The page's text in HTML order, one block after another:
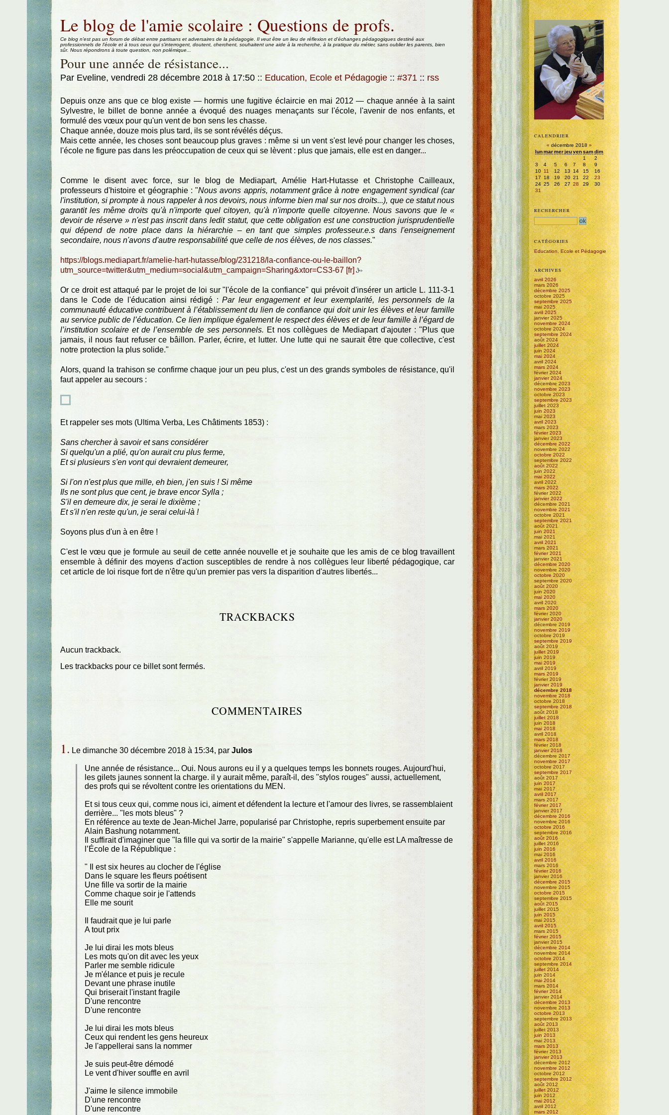
Aller au contenu
Le blog de l'amie scolaire : Questions de profs.
Ce blog n'est pas un forum de débat entre partisans et adversaires de la pédagogie. Il veut être un lieu de réflexion et d'échanges pédagogiques destiné aux
professionnels de l'école et à tous ceux qui s'interrogent, doutent, cherchent, souhaitent une aide à la recherche, à la pratique du métier, sans oublier les parents, bien
sûr. Nous répondrons à toute question, non polémique...
Pour une année de résistance...
Par Eveline, vendredi 28 décembre 2018 à 17:50 :: Education, Ecole et Pédagogie :: #371 :: rss
Depuis onze ans que ce blog existe — hormis une fugitive éclaircie en mai 2012 — chaque année à la saint
Sylvestre, le billet de bonne année a évoqué des nuages menaçants sur l'école, l'avenir de nos enfants, et
formulé des vœux pour qu'un vent de bon sens les chasse.
Chaque année, douze mois plus tard, ils se sont révélés déçus.
Mais cette année, les choses sont beaucoup plus graves : même si un vent s'est levé pour changer les choses,
l'école ne figure pas dans les préoccupation de ceux qui se lèvent : plus que jamais, elle est en danger...
Comme le disent avec force, sur le blog de Mediapart, Amélie Hart-Hutasse et Christophe Cailleaux,
professeurs d'histoire et géographie : "Nous avons appris, notamment grâce à notre engagement syndical (car
l'institution, si prompte à nous rappeler à nos devoirs, nous informe bien mal sur nos droits...), que ce statut nous
garantit les même droits qu'à n'importe quel citoyen, qu'à n'importe quelle citoyenne. Nous savons que le «
devoir de réserve » n'est pas inscrit dans ledit statut, que cette obligation est une construction jurisprudentielle
qui dépend de notre place dans la hiérarchie – en tant que simples professeur.e.s dans l'enseignement
secondaire, nous n'avons d'autre responsabilité que celle de nos élèves, de nos classes."
https://blogs.mediapart.fr/amelie-hart-hutasse/blog/231218/la-confiance-ou-le-baillon?
utm_source=twitter&utm_medium=social&utm_campaign=Sharing&xtor=CS3-67
Or ce droit est attaqué par le projet de loi sur "l'école de la confiance" qui prévoit d'insérer un article L. 111-3-1
dans le Code de l'éducation ainsi rédigé :Par leur engagement et leur exemplarité, les personnels de la
communauté éducative contribuent à l’établissement du lien de confiance qui doit unir les élèves et leur famille
au service public de l’éducation. Ce lien implique également le respect des élèves et de leur famille à l’égard de
l’institution scolaire et de l’ensemble de ses personnels. Et nos collègues de Mediapart d'ajouter : "Plus que
jamais, il nous faut refuser ce bâillon. Parler, écrire, et lutter. Une lutte qui ne saurait être que collective, c'est
notre protection la plus solide."
Alors, quand la trahison se confirme chaque jour un peu plus, c'est un des grands symboles de résistance, qu'il
faut appeler au secours :
Et rappeler ses mots (Ultima Verba, Les Châtiments 1853) :
Sans chercher à savoir et sans considérer
Si quelqu'un a plié, qu'on aurait cru plus ferme,
Et si plusieurs s'en vont qui devraient demeurer,
Si l'on n'est plus que mille, eh bien, j'en suis ! Si même
Ils ne sont plus que cent, je brave encor Sylla ;
S'il en demeure dix, je serai le dixième ;
Et s'il n'en reste qu'un, je serai celui-là !
Soyons plus d'un à en être !
C'est le vœu que je formule au seuil de cette année nouvelle et je souhaite que les amis de ce blog travaillent
ensemble à définir des moyens d'action susceptibles de rendre à nos collègues leur liberté pédagogique, car
cet article de loi risque fort de n'être qu'un premier pas vers la disparition d'autres libertés...
TRACKBACKS
Aucun trackback.
Les trackbacks pour ce billet sont fermés.
COMMENTAIRES
1. Le dimanche 30 décembre 2018 à 15:34, par Julos
Une année de résistance... Oui. Nous aurons eu il y a quelques temps les bonnets rouges. Aujourd'hui,
les gilets jaunes sonnent la charge. il y aurait même, paraît-il, des "stylos rouges" aussi, actuellement,
des profs qui se révoltent contre les orientations du MEN.
Et si tous ceux qui, comme nous ici, aiment et défendent la lecture et l'amour des livres, se rassemblaient
derrière... "les mots bleus" ?
En référence au texte de Jean-Michel Jarre, popularisé par Christophe, repris superbement ensuite par
Alain Bashung notamment.
Il suffirait d'imaginer que "la fille qui va sortir de la mairie" s'appelle Marianne, qu'elle est LA maîtresse de
l’École de la République :
" Il est six heures au clocher de l'église
Dans le square les fleurs poétisent
Une fille va sortir de la mairie
Comme chaque soir je l'attends
Elle me sourit
Il faudrait que je lui parle
A tout prix
Je lui dirai les mots bleus
Les mots qu'on dit avec les yeux
Parler me semble ridicule
Je m'élance et puis je recule
Devant une phrase inutile
Qui briserait l'instant fragile
D'une rencontre
D'une rencontre
Je lui dirai les mots bleus
Ceux qui rendent les gens heureux
Je l'appellerai sans la nommer
Je suis peut-être démodé
Le vent d'hiver souffle en avril
J'aime le silence immobile
D'une rencontre
D'une rencontre
CALENDRIER
« décembre 2018»
lunmarmerjeuvensamdim
1
2
3
4 5 6 7 8
9
10 11 12 13 14 15
16
17 18 19 20 21 22
23
24 25 26 27 28 29
30
31
RECHERCHER
CATÉGORIES
Education, Ecole et Pédagogie
ARCHIVES
avril 2026
mars 2026
décembre 2025
octobre 2025
septembre 2025
mai 2025
avril 2025
janvier 2025
novembre 2024
octobre 2024
septembre 2024
août 2024
juillet 2024
juin 2024
mai 2024
avril 2024
mars 2024
février 2024
janvier 2024
décembre 2023
novembre 2023
octobre 2023
septembre 2023
juillet 2023
juin 2023
mai 2023
avril 2023
mars 2023
février 2023
janvier 2023
décembre 2022
novembre 2022
octobre 2022
septembre 2022
août 2022
juin 2022
mai 2022
avril 2022
mars 2022
février 2022
janvier 2022
décembre 2021
novembre 2021
octobre 2021
septembre 2021
août 2021
juin 2021
mai 2021
avril 2021
mars 2021
février 2021
janvier 2021
décembre 2020
novembre 2020
octobre 2020
septembre 2020
août 2020
juin 2020
mai 2020
avril 2020
mars 2020
février 2020
janvier 2020
décembre 2019
novembre 2019
octobre 2019
septembre 2019
août 2019
juillet 2019
juin 2019
mai 2019
avril 2019
mars 2019
février 2019
janvier 2019
décembre 2018
novembre 2018
octobre 2018
septembre 2018
août 2018
juillet 2018
juin 2018
mai 2018
avril 2018
mars 2018
février 2018
janvier 2018
décembre 2017
novembre 2017
octobre 2017
septembre 2017
août 2017
juin 2017
mai 2017
avril 2017
mars 2017
février 2017
janvier 2017
décembre 2016
novembre 2016
octobre 2016
septembre 2016
août 2016
juillet 2016
juin 2016
mai 2016
avril 2016
mars 2016
février 2016
janvier 2016
décembre 2015
novembre 2015
octobre 2015
septembre 2015
août 2015
juillet 2015
juin 2015
mai 2015
avril 2015
mars 2015
février 2015
janvier 2015
décembre 2014
novembre 2014
octobre 2014
septembre 2014
juillet 2014
juin 2014
mai 2014
mars 2014
février 2014
janvier 2014
décembre 2013
novembre 2013
octobre 2013
septembre 2013
août 2013
juillet 2013
juin 2013
mai 2013
mars 2013
février 2013
janvier 2013
décembre 2012
novembre 2012
octobre 2012
septembre 2012
août 2012
juillet 2012
juin 2012
mai 2012
avril 2012
mars 2012